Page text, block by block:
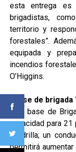
esta entrega es
brigadistas,
territorio y
forestales”.
equipada y
incendios
O’Higgins.
Base de brigada
La base de
capacidad para
cuadrilla; un
permitirá